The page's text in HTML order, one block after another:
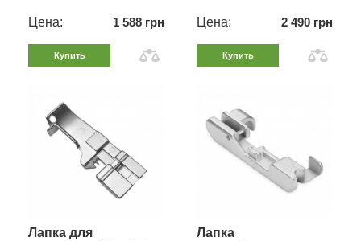
Цена: 1 588 грн
Купить
Цена: 2 490 грн
Купить
Лапка для
Лапка